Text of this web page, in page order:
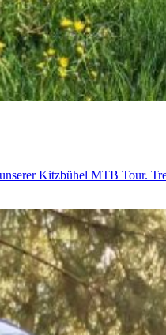
Kitzbühel MTB Tour.